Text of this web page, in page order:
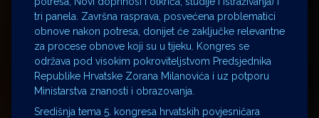
tri panela. Završna rasprava, posvećena problematici
obnove nakon potresa, donijet će zaključke relevantne
za procese obnove koji su u tijeku. Kongres se
održava pod visokim pokroviteljstvom Predsjednika
Republike Hrvatske Zorana Milanovića i uz potporu
Ministarstva znanosti i obrazovanja.
Središnja tema 5. kongresa hrvatskih povjesničara